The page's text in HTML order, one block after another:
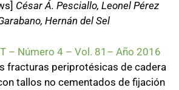
César Á. Pesciallo, Leonel Pérez
Hernán del Sel
– Número 4 – Vol. 81– Año 2016
fracturas periprotésicas de cadera
tallos no cementados de fijación